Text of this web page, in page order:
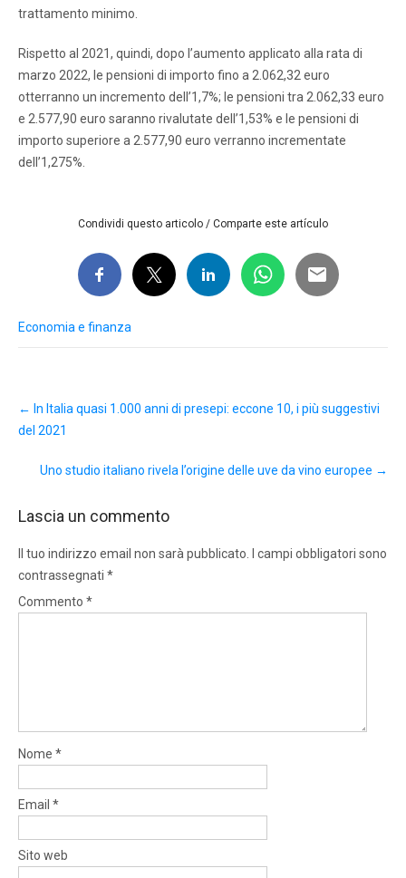
trattamento minimo.
Rispetto al 2021, quindi, dopo l’aumento applicato alla rata di
marzo 2022, le pensioni di importo fino a 2.062,32 euro
otterranno un incremento dell’1,7%; le pensioni tra 2.062,33 euro
e 2.577,90 euro saranno rivalutate dell’1,53% e le pensioni di
importo superiore a 2.577,90 euro verranno incrementate
dell’1,275%.
Condividi questo articolo / Comparte este artículo
Economia e finanza
navigation
← In Italia quasi 1.000 anni di presepi: eccone 10, i più suggestivi
del 2021
Uno studio italiano rivela l’origine delle uve da vino europee →
Lascia un commento
Il tuo indirizzo email non sarà pubblicato.
I campi obbligatori sono
contrassegnati *
Commento *
Nome *
Email *
Sito web